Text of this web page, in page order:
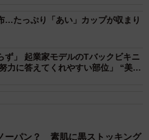
…たっぷり「あい」カップが収まり
ず」 起業家モデルのTバックビキニ
に答えてくれやすい部位」 “美尻
ーパン？ 素肌に黒ストッキング